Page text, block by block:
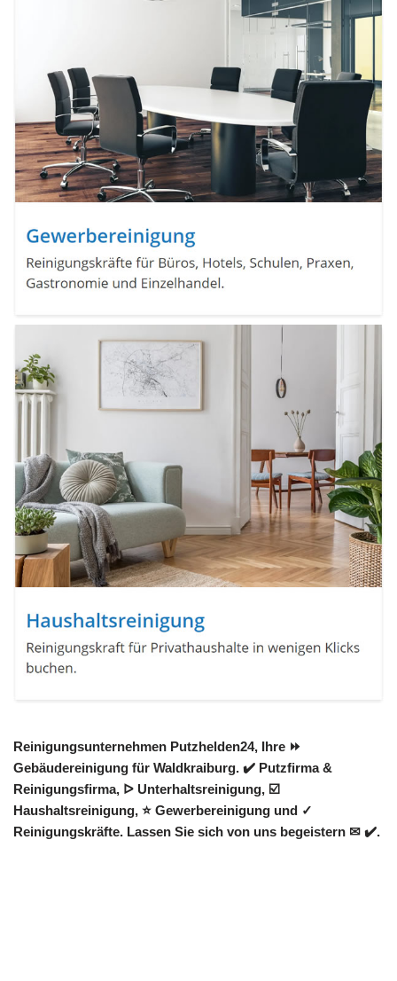
Reinigungsunternehmen Putzhelden24, Ihre ⏩
Gebäudereinigung für Waldkraiburg. ✔️ Putzfirma &
Reinigungsfirma, ᐅ Unterhaltsreinigung, ☑️
Haushaltsreinigung, ⭐ Gewerbereinigung und ✓
Reinigungskräfte. Lassen Sie sich von uns begeistern ✉ ✔️.